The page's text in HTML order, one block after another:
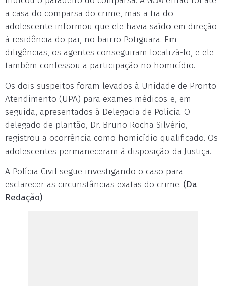
a casa do comparsa do crime, mas a tia do
adolescente informou que ele havia saído em direção
à residência do pai, no bairro Potiguara. Em
diligências, os agentes conseguiram localizá-lo, e ele
também confessou a participação no homicídio.
Os dois suspeitos foram levados à Unidade de Pronto
Atendimento (UPA) para exames médicos e, em
seguida, apresentados à Delegacia de Polícia. O
delegado de plantão, Dr. Bruno Rocha Silvério,
registrou a ocorrência como homicídio qualificado. Os
adolescentes permaneceram à disposição da Justiça.
A Polícia Civil segue investigando o caso para
esclarecer as circunstâncias exatas do crime. (Da
Redação)